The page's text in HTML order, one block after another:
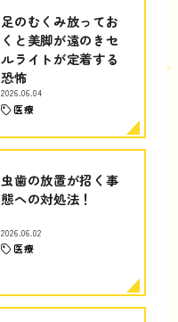
足のむくみ放ってお
くと美脚が遠のきセ
ルライトが定着する
恐怖
2026.06.04
医療
虫歯の放置が招く事
態への対処法！
2026.06.02
医療